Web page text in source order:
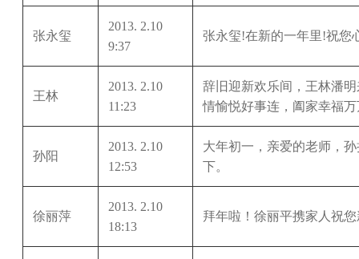
张永玺
2013. 2.10
9:37
张永玺!在新的一年里!祝您
王林
2013. 2.10
11:23
辞旧迎新欢乐间，王林潘
情愉悦好事连，阖家幸福
孙阳
2013. 2.10
12:53
大年初一，亲爱的老师，
下。
徐丽萍
2013. 2.10
18:13
拜年啦！徐丽平携家人祝